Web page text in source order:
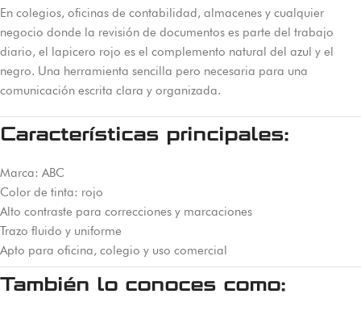
En colegios, oficinas de contabilidad, almacenes y cualquier
negocio donde la revisión de documentos es parte del trabajo
diario, el lapicero rojo es el complemento natural del azul y el
negro. Una herramienta sencilla pero necesaria para una
comunicación escrita clara y organizada.
Características principales:
Marca: ABC
Color de tinta: rojo
Alto contraste para correcciones y marcaciones
Trazo fluido y uniforme
Apto para oficina, colegio y uso comercial
También lo conoces como: